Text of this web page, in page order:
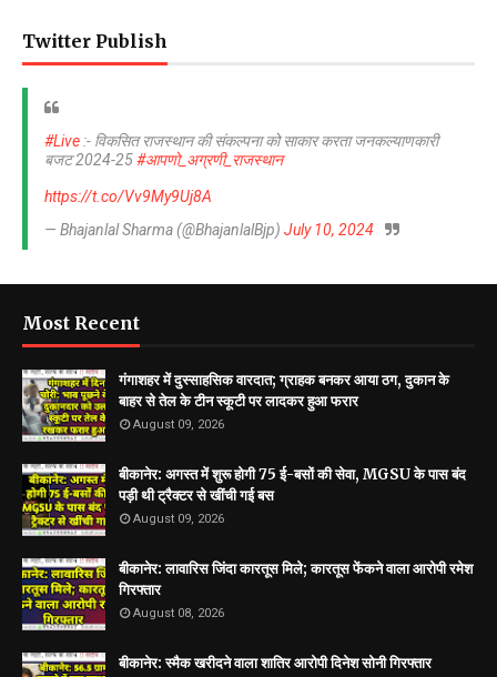
Twitter Publish
#Live :- विकसित राजस्थान की संकल्पना को साकार करता जनकल्याणकारी
बजट 2024-25#आपणो_अग्रणी_राजस्थान
https://t.co/Vv9My9Uj8A
— Bhajanlal Sharma (@BhajanlalBjp) July 10, 2024
Most Recent
गंगाशहर में दुस्साहसिक वारदात; ग्राहक बनकर आया ठग, दुकान के
बाहर से तेल के टीन स्कूटी पर लादकर हुआ फरार
August 09, 2026
बीकानेर: अगस्त में शुरू होगी 75 ई-बसों की सेवा, MGSU के पास बंद
पड़ी थी ट्रैक्टर से खींची गई बस
August 09, 2026
बीकानेर: लावारिस जिंदा कारतूस मिले; कारतूस फेंकने वाला आरोपी रमेश
गिरफ्तार
August 08, 2026
बीकानेर: स्मैक खरीदने वाला शातिर आरोपी दिनेश सोनी गिरफ्तार